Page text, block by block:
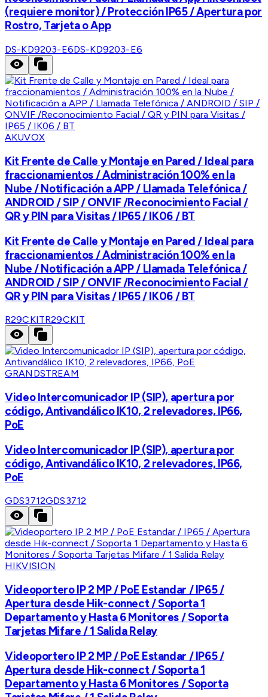
(requiere monitor) / Protección IP65 / Apertura por
Rostro, Tarjeta o App
DS-KD9203-E6DS-KD9203-E6
AKUVOX
Kit Frente de Calle y Montaje en Pared / Ideal para
fraccionamientos / Administración 100% en la
Nube / Notificación a APP / Llamada Telefónica /
ANDROID / SIP / ONVIF /Reconocimiento Facial /
QR y PIN para Visitas / IP65 / IK06 / BT
Kit Frente de Calle y Montaje en Pared / Ideal para
fraccionamientos / Administración 100% en la
Nube / Notificación a APP / Llamada Telefónica /
ANDROID / SIP / ONVIF /Reconocimiento Facial /
QR y PIN para Visitas / IP65 / IK06 / BT
R29CKITR29CKIT
GRANDSTREAM
Video Intercomunicador IP (SIP), apertura por
código, Antivandálico IK10, 2 relevadores, IP66,
PoE
Video Intercomunicador IP (SIP), apertura por
código, Antivandálico IK10, 2 relevadores, IP66,
PoE
GDS3712GDS3712
HIKVISION
Videoportero IP 2 MP / PoE Estandar / IP65 /
Apertura desde Hik-connect / Soporta 1
Departamento y Hasta 6 Monitores / Soporta
Tarjetas Mifare / 1 Salida Relay
Videoportero IP 2 MP / PoE Estandar / IP65 /
Apertura desde Hik-connect / Soporta 1
Departamento y Hasta 6 Monitores / Soporta